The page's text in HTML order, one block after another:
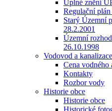
Úplné znění
Regulační
Starý Územní
28.2.2001
Územní
26.10.1998
Vodovod a kanalizace
Cena vodného
Kontakty
Rozbor vody
Historie obce
Historie obce
Historické